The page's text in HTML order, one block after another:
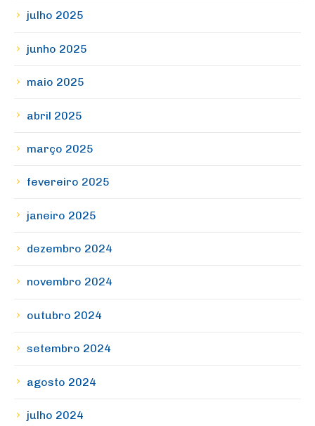
julho 2025
junho 2025
maio 2025
abril 2025
março 2025
fevereiro 2025
janeiro 2025
dezembro 2024
novembro 2024
outubro 2024
setembro 2024
agosto 2024
julho 2024